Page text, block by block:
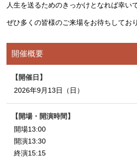
人生を送るためのきっかけとなれば幸い
ぜひ多くの皆様のご来場をお待ちしてお
開催概要
開催日
2026年9月13日（日）
開場・開演時間
開場13:00
開演13:30
終演15:15